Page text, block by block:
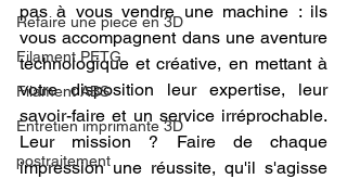
Refaire une piece en 3D
Filament PETG
Filament ABS
Entretien imprimante 3D
postraitement
pas à vous vendre une machine : ils
vous accompagnent dans une aventure
technologique et créative, en mettant à
votre disposition leur expertise, leur
savoir-faire et un service irréprochable.
Leur mission ? Faire de chaque
impression une réussite, qu'il s'agisse